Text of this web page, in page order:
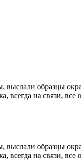
образцы
на связи, все
образцы
на связи, все